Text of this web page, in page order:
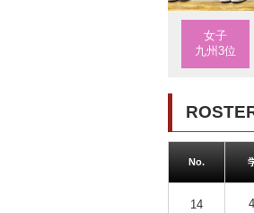
女子
九州3位
No.
14